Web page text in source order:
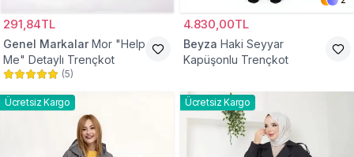
291,84TL
Genel Markalar Mor "Help
Me" Detaylı Trençkot
(5)
4.830,00TL
Beyza Haki Seyyar
Kapüşonlu Trençkot
Ücretsiz Kargo Ücretsiz Kargo